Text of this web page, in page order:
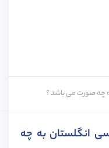
چه صورت می باشد ؟
انگلستان به چه